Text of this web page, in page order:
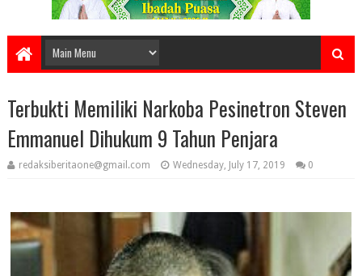
Terbukti Memiliki Narkoba Pesinetron Steven
Emmanuel Dihukum 9 Tahun Penjara
redaksiberitaone@gmail.com Wednesday, July 17, 2019 0